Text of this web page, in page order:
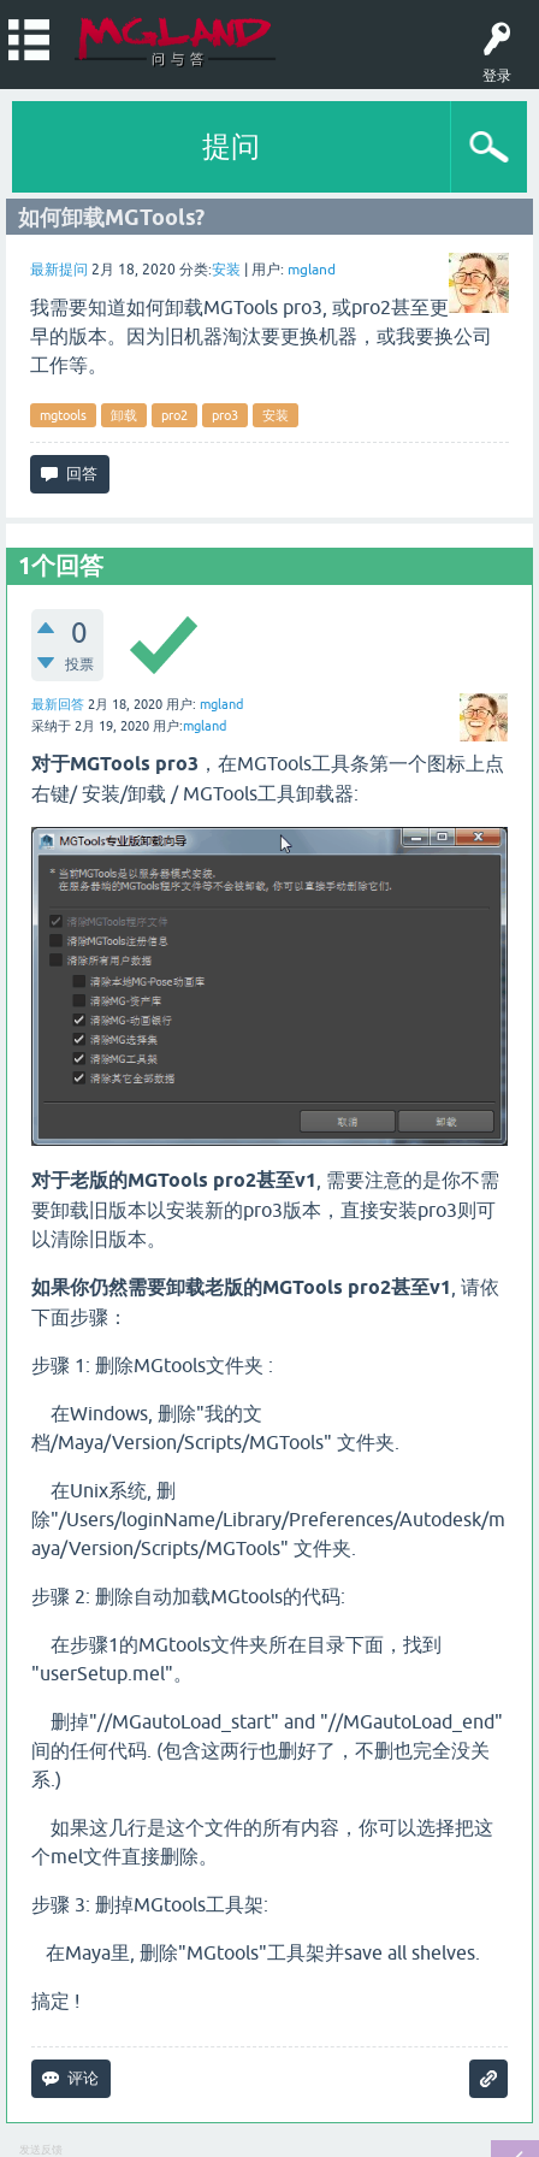
登录
提问
如何卸载MGTools?
最新提问 2月 18, 2020 分类:安装 用户: mgland
我需要知道如何卸载MGTools pro3, 或pro2甚至更
早的版本。因为旧机器淘汰要更换机器，或我要换公司
工作等。
mgtools 卸载 pro2 pro3 安装
1个回答
0
投票
最新回答 2月 18, 2020 用户: mgland
采纳于 2月 19, 2020 用户:mgland
对于MGTools pro3 ，在MGTools工具条第一个图标上点
右键/ 安装/卸载 / MGTools工具卸载器:
对于老版的MGTools pro2甚至v1
, 需要注意的是你不需
要卸载旧版本以安装新的pro3版本，直接安装pro3则可
以清除旧版本。
如果你仍然需要卸载老版的MGTools pro2甚至v1 , 请依
下面步骤：
步骤 1: 删除MGtools文件夹 :
在Windows, 删除"我的文
档/Maya/Version/Scripts/MGTools" 文件夹.
在Unix系统, 删
除"/Users/loginName/Library/Preferences/Autodesk/m
aya/Version/Scripts/MGTools" 文件夹.
步骤 2: 删除自动加载MGtools的代码:
在步骤1的MGtools文件夹所在目录下面，找到
"userSetup.mel"。
删掉"//MGautoLoad_start" and "//MGautoLoad_end"
间的任何代码. (包含这两行也删好了，不删也完全没关
系.)
如果这几行是这个文件的所有内容，你可以选择把这
个mel文件直接删除。
步骤 3: 删掉MGtools工具架:
在Maya里, 删除"MGtools"工具架并save all shelves.
搞定 !
发送反馈